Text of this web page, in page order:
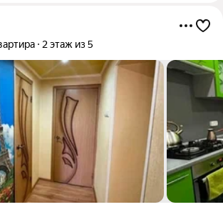
2 этаж из 5